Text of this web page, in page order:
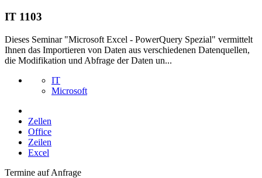
IT 1103
Dieses Seminar "Microsoft Excel - PowerQuery Spezial" vermittelt
Ihnen das Importieren von Daten aus verschiedenen Datenquellen,
die Modifikation und Abfrage der Daten un...
IT
Microsoft
Zellen
Office
Zeilen
Excel
Termine auf Anfrage